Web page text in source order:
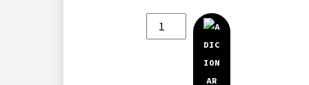
Quantidade
de
Croquetes